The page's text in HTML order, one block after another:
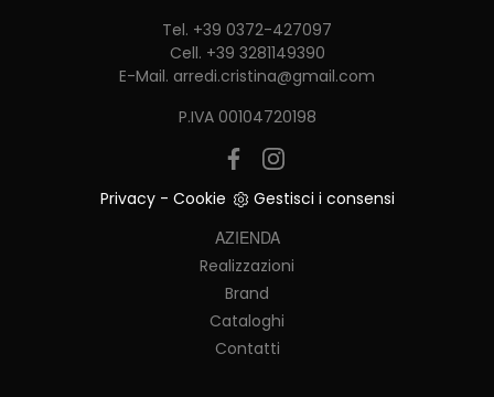
Tel. +39 0372-427097
Cell. +39 3281149390
E-Mail. arredi.cristina@gmail.com
P.IVA 00104720198
Privacy- Cookie
Gestisci i consensi
AZIENDA
Realizzazioni
Brand
Cataloghi
Contatti